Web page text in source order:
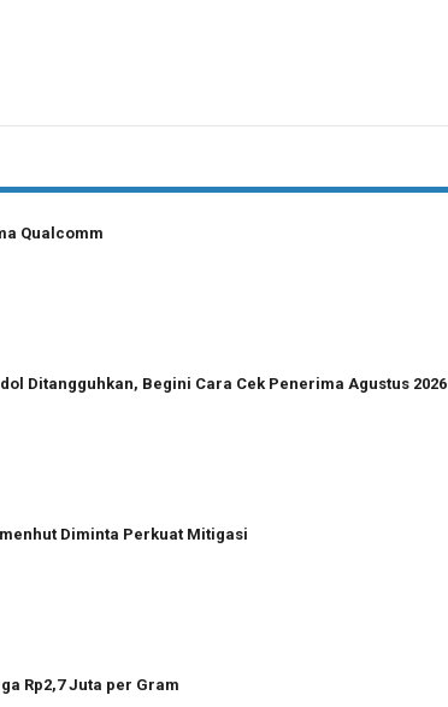
Qualcomm
Ditangguhkan, Begini Cara Cek Penerima Agustus 2026
Diminta Perkuat Mitigasi
Rp2,7 Juta per Gram